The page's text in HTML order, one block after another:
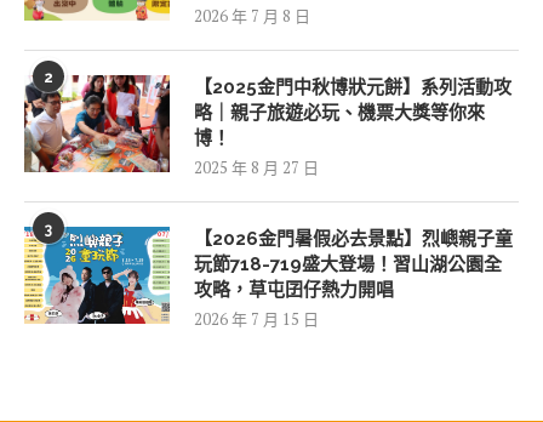
2026 年 7 月 8 日
2
【2025金門中秋博狀元餅】系列活動攻
略｜親子旅遊必玩、機票大獎等你來
博！
2025 年 8 月 27 日
3
【2026金門暑假必去景點】烈嶼親子童
玩節718-719盛大登場！習山湖公園全
攻略，草屯囝仔熱力開唱
2026 年 7 月 15 日